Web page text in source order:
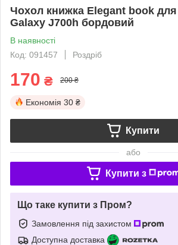
Чохол книжка Elegant book
Galaxy J700h бордовий
В наявності
Код: 091457
Роздріб
170 ₴ 200 ₴
Економія 30 ₴
Купити
або
Купити з
Що таке купити з Пром?
Замовлення під захистом
Доступна доставка